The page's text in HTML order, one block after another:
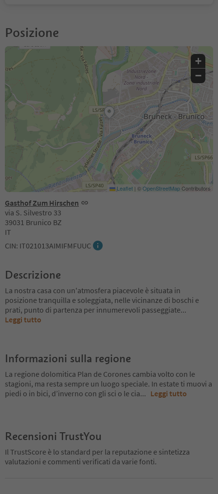
Posizione
Gasthof Zum Hirschen
via S. Silvestro 33
39031 Brunico BZ
IT
CIN: IT021013AIMIFMFUUC
+
−
Leaflet | ©OpenStreetMapContributors
Descrizione
La nostra casa con un'atmosfera piacevole è situata in
posizione tranquilla e soleggiata, nelle vicinanze di boschi e
prati, punto di partenza per innumerevoli passeggiate...
Leggi tutto
Informazioni sulla regione
La regione dolomitica Plan de Corones cambia volto con le
stagioni, ma resta sempre un luogo speciale. In estate ti muovi a
piedi o in bici, d’inverno con gli sci o le cia... Leggi tutto
Recensioni TrustYou
Il TrustScore è lo standard per la reputazione e sintetizza
valutazioni e commenti verificati da varie fonti.